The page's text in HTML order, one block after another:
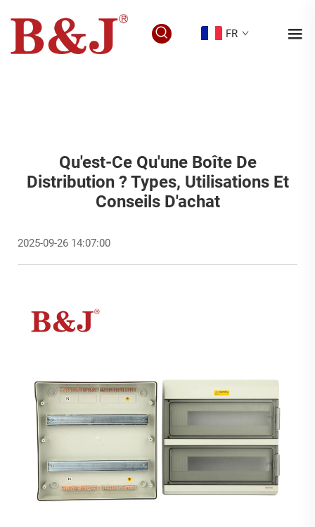
FR
Qu'est-Ce Qu'une Boîte De
Distribution ? Types, Utilisations Et
Conseils D'achat
2025-09-26 14:07:00